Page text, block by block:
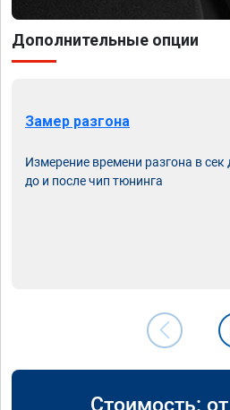
Дополнительные опции
Замер разгона
Измерение времени разгона в
до и после чип тюнинга
Стоимость: от